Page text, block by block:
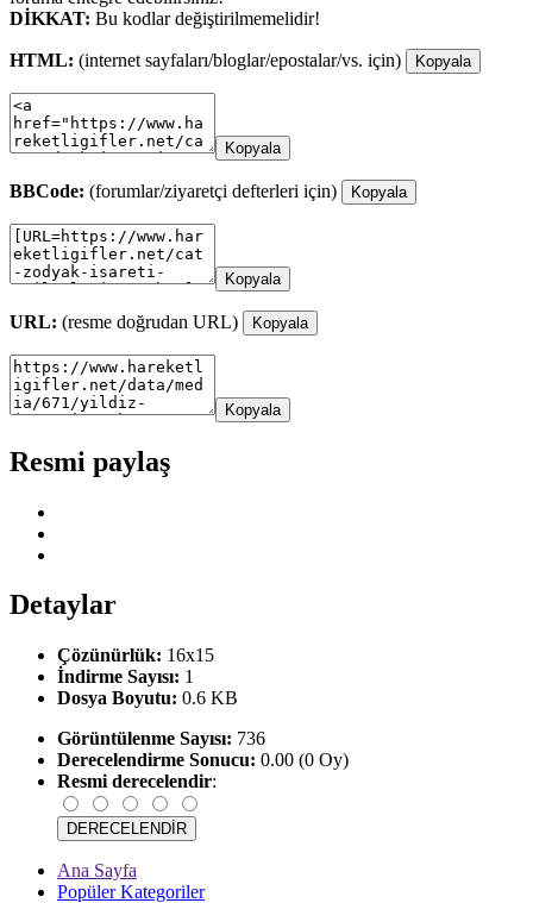
DİKKAT: Bu kodlar değiştirilmemelidir!
HTML: (internet sayfaları/bloglar/epostalar/vs. için) Kopyala
Kopyala
BBCode: (forumlar/ziyaretçi defterleri için) Kopyala
Kopyala
URL: (resme doğrudan URL) Kopyala
Kopyala
Resmi paylaş
Detaylar
Çözünürlük: 16x15
İndirme Sayısı: 1
Dosya Boyutu: 0.6 KB
Görüntülenme Sayısı: 736
Derecelendirme Sonucu: 0.00 (0 Oy)
Resmi derecelendir:
Ana Sayfa
Popüler Kategoriler